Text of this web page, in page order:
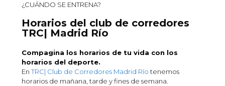
¿CUÁNDO SE ENTRENA?
Horarios del club de corredores
TRC| Madrid Río
Compagina los horarios de tu vida con los
horarios del deporte.
EnTRC| Club de Corredores Madrid Río tenemos
horarios de mañana, tarde y fines de semana.